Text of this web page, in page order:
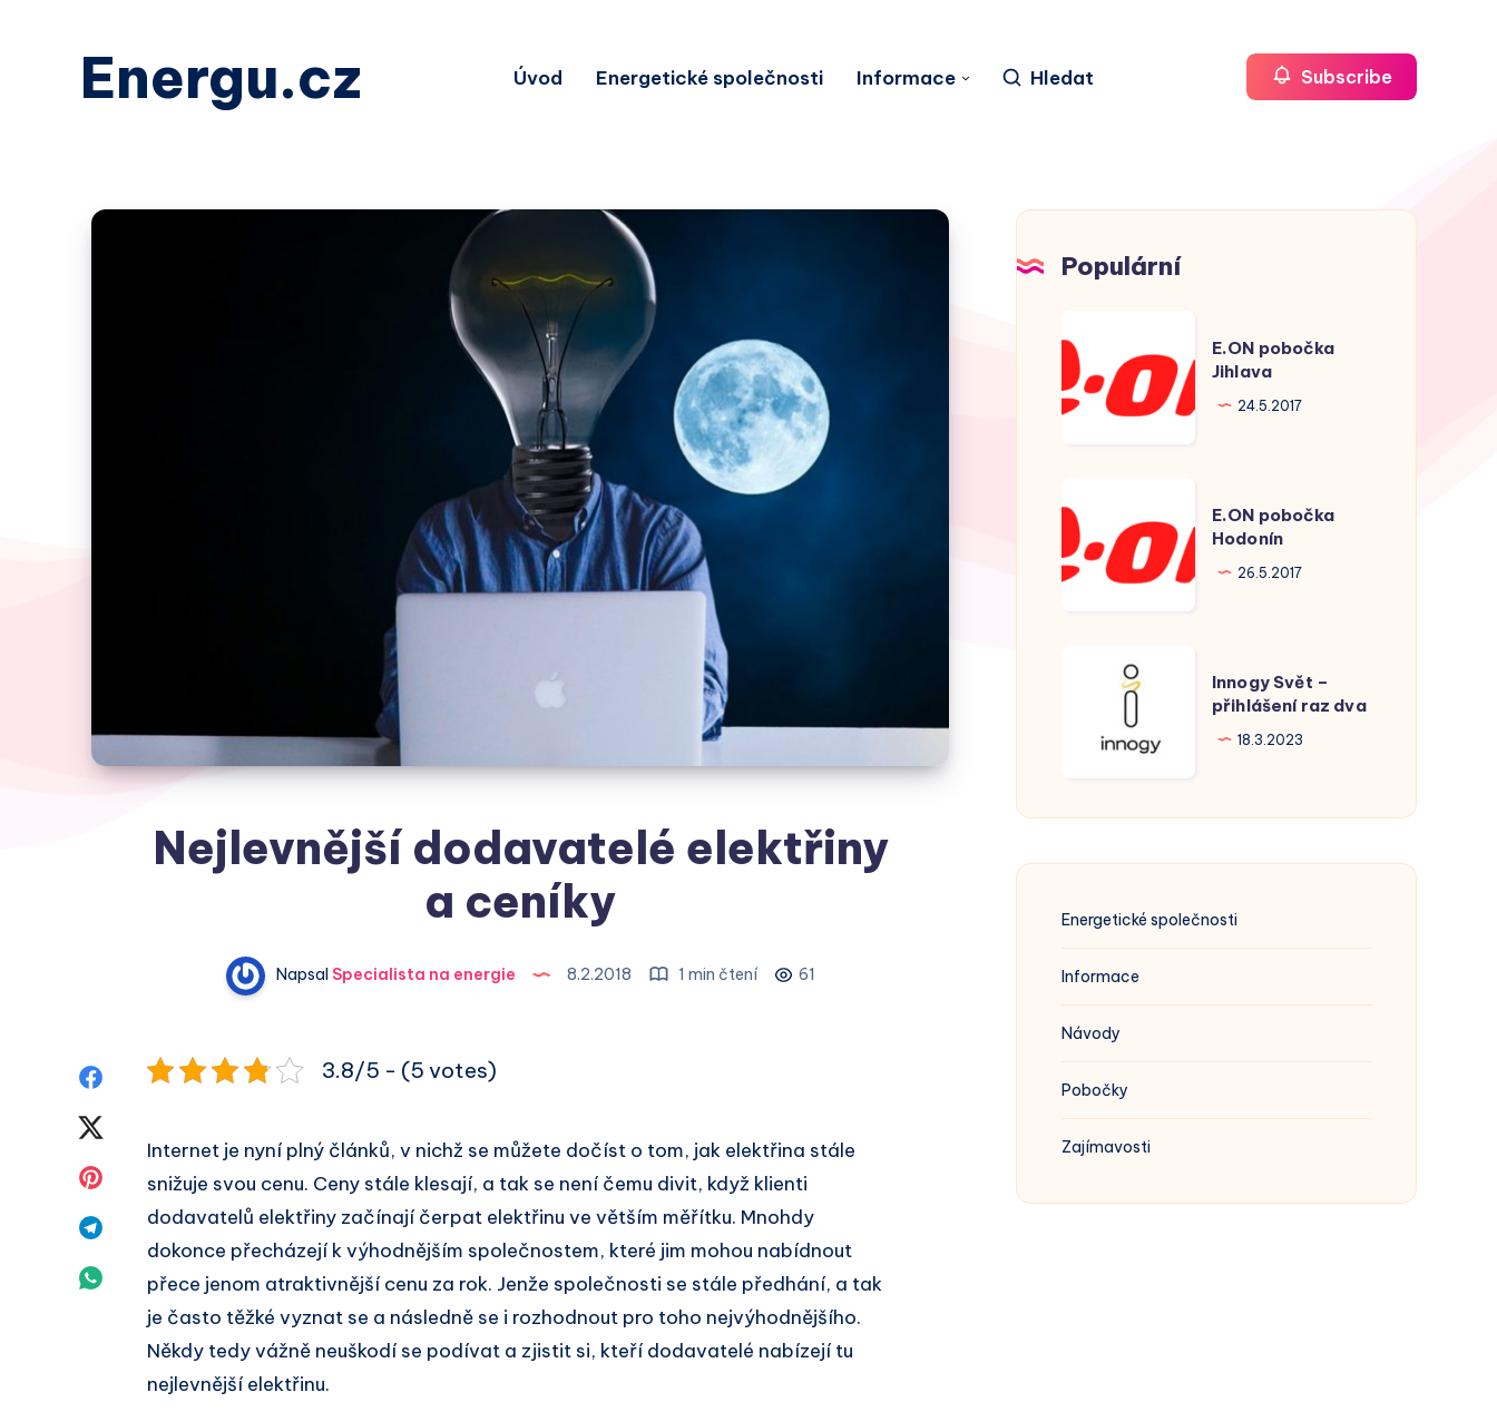
Energu.cz Úvod Energetické společnosti Informace Hledat Subscribe
Nejlevnější dodavatelé elektřiny
a ceníky
NapsalSpecialista na energie 8.2.2018 1 min čtení 61
Sdílet
Facebook
Twitter
Sdílet
Pinterest
Sdílet
Telegram
Sdílet
Whatsapp
3.8/5 - (5 votes)
Internet je nyní plný článků, v nichž se můžete dočíst o tom, jak elektřina stále
snižuje svou cenu. Ceny stále klesají, a tak se není čemu divit, když klienti
dodavatelů elektřiny začínají čerpat elektřinu ve větším měřítku. Mnohdy
dokonce přecházejí k výhodnějším společnostem, které jim mohou nabídnout
přece jenom atraktivnější cenu za rok. Jenže společnosti se stále předhání, a tak
je často těžké vyznat se a následně se i rozhodnout pro toho nejvýhodnějšího.
Někdy tedy vážně neuškodí se podívat a zjistit si, kteří dodavatelé nabízejí tu
nejlevnější elektřinu.
Populární
pobočka
Jihlava
E.ON pobočka
Jihlava
24.5.2017
pobočka
Hodonín
E.ON pobočka
Hodonín
26.5.2017
přihlášení
dva
Innogy Svět –
přihlášení raz dva
18.3.2023
Energetické společnosti
Informace
Návody
Pobočky
Zajímavosti